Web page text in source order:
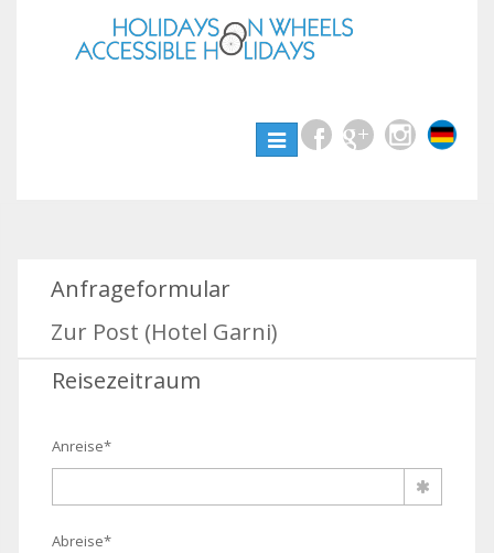
Toggle
navigation
Anfrageformular
Zur Post (Hotel Garni)
Reisezeitraum
Anreise*
Abreise*